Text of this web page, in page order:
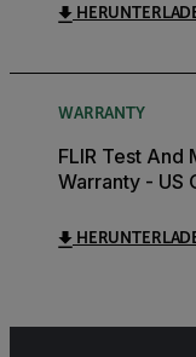
WARRANTY
FLIR Test
Warranty - US